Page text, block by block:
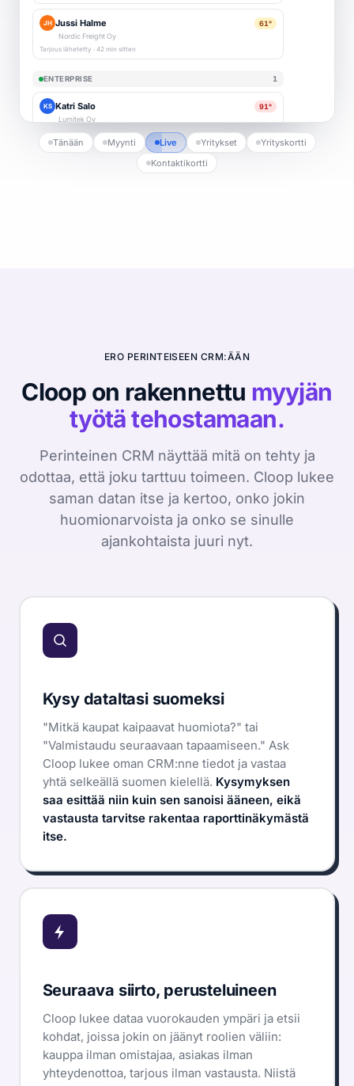
JH Jussi Halme
61°
Nordic Freight Oy
Tarjous lähetetty · 42 min sitten
ENTERPRISE 1
KS Katri Salo
91°
Lumitek Oy
Rakentaminen · 60 työntekijää · 4 min sivustolla
OPEN DEALS
PA Petri Aho
64°
Salmela Logistiikka
salmelalog.fi
Integrations
Logistiikka · 240 työntekijää · 49 min sivustolla
Hinnoittelu
Tukkukauppa · 130 työntekijää · 12 min sivustolla
vireatyoterveys.fi
Terveys · 45 työntekijää · 3 min sivustolla
Tänään Myynti Live Yritykset
Yrityskortti
Kontaktikortti
ERO PERINTEISEEN CRM:ÄÄN
Cloop on rakennettu myyjän
työtä tehostamaan.
Perinteinen CRM näyttää mitä on tehty ja
odottaa, että joku tarttuu toimeen. Cloop lukee
saman datan itse ja kertoo, onko jokin
huomionarvoista ja onko se sinulle
ajankohtaista juuri nyt.
Kysy dataltasi suomeksi
"Mitkä kaupat kaipaavat huomiota?" tai
"Valmistaudu seuraavaan tapaamiseen." Ask
Cloop lukee oman CRM:nne tiedot ja vastaa
yhtä selkeällä suomen kielellä. Kysymyksen
saa esittää niin kuin sen sanoisi ääneen, eikä
vastausta tarvitse rakentaa raporttinäkymästä
itse.
Seuraava siirto, perusteluineen
Cloop lukee dataa vuorokauden ympäri ja etsii
kohdat, joissa jokin on jäänyt roolien väliin:
kauppa ilman omistajaa, asiakas ilman
yhteydenottoa, tarjous ilman vastausta. Niistä